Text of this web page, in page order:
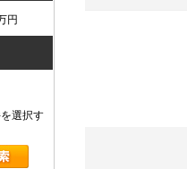
円
選択す